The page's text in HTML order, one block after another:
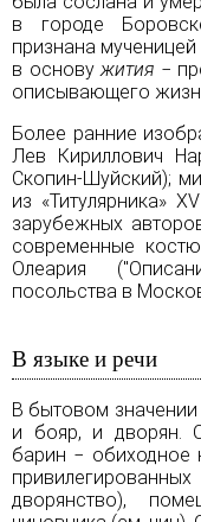
в городе
признана
в основужития −
описывающего
Более ранние
Лев Кириллович
Скопин-Шуйский);
из «Титулярника»
зарубежных
современные
Олеария
посольства в
В языке и речи
В бытовом
и бояр, и дворян.
барин − обиходное
дворянство),